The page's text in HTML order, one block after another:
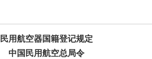
民用航空器国籍登记规定
中国民用航空总局令